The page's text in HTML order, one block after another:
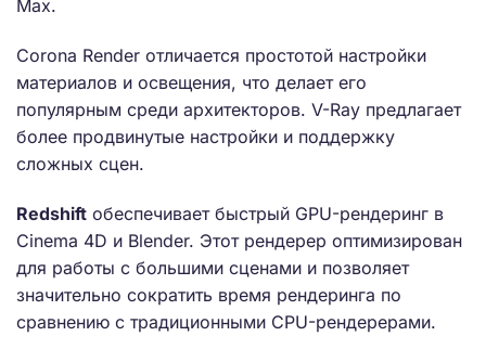
Max.
Corona Render отличается простотой настройки
материалов и освещения, что делает его
популярным среди архитекторов. V-Ray предлагает
более продвинутые настройки и поддержку
сложных сцен.
Redshift обеспечивает быстрый GPU-рендеринг в
Cinema 4D и Blender. Этот рендерер оптимизирован
для работы с большими сценами и позволяет
значительно сократить время рендеринга по
сравнению с традиционными CPU-рендерерами.